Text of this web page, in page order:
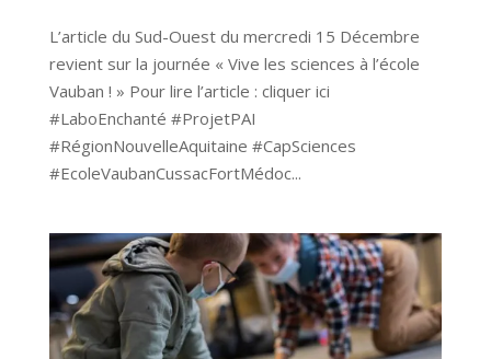
L’article du Sud-Ouest du mercredi 15 Décembre
revient sur la journée « Vive les sciences à l’école
Vauban ! » Pour lire l’article : cliquer ici
#LaboEnchanté #ProjetPAI
#RégionNouvelleAquitaine #CapSciences
#EcoleVaubanCussacFortMédoc...